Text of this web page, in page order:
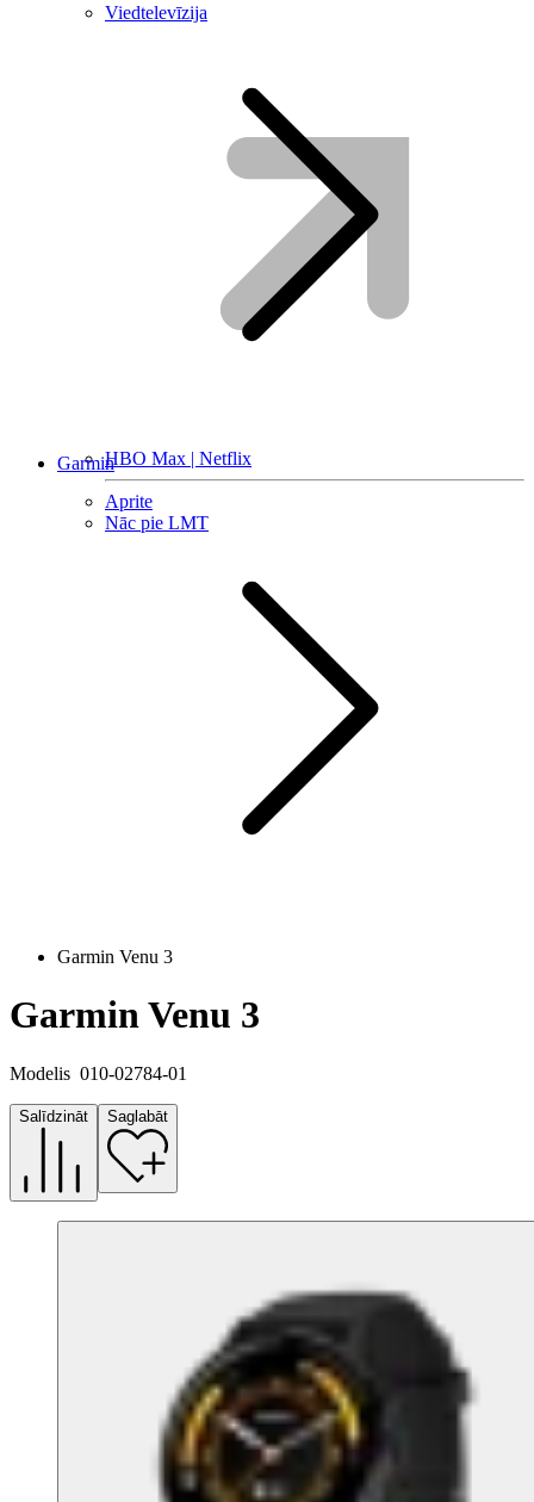
Viedtelevīzija
HBO Max | Netflix
Aprite
Nāc pie LMT
Garmin
Garmin Venu 3
Garmin Venu 3
Modelis 010-02784-01
Salīdzināt Saglabāt